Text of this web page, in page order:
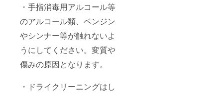
・手指消毒用アルコール等
のアルコール類、ベンジン
やシンナー等が触れないよ
うにしてください。変質や
傷みの原因となります。
・ドライクリーニングはし